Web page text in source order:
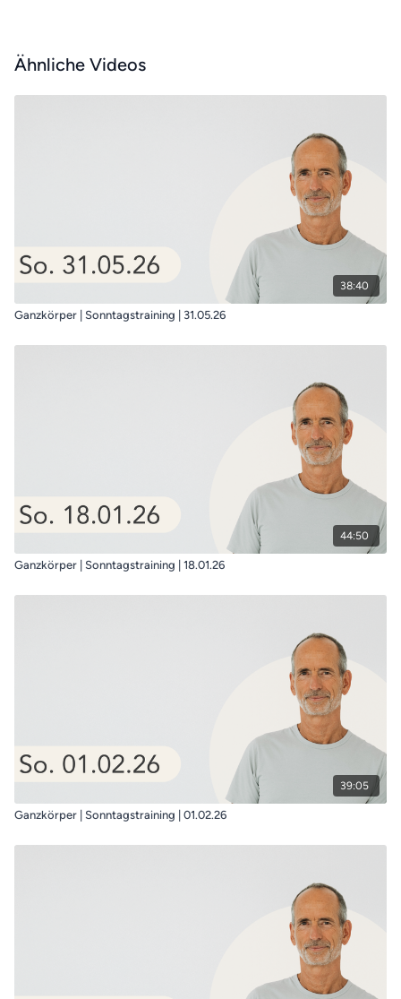
Ähnliche Videos
38:40
Ganzkörper | Sonntagstraining | 31.05.26
44:50
Ganzkörper | Sonntagstraining | 18.01.26
39:05
Ganzkörper | Sonntagstraining | 01.02.26